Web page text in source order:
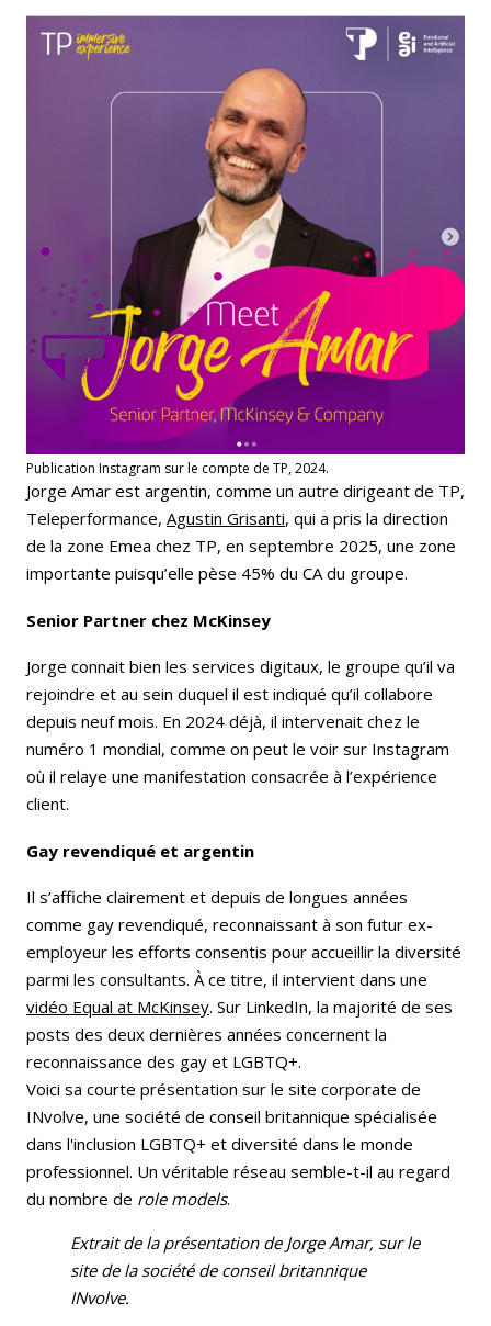
Publication Instagram sur le compte de TP, 2024.
Jorge Amar est argentin, comme un autre dirigeant de TP,
Teleperformance, Agustin Grisanti, qui a pris la direction
de la zone Emea chez TP, en septembre 2025, une zone
importante puisqu’elle pèse 45% du CA du groupe.
Senior Partner chez McKinsey
Jorge connait bien les services digitaux, le groupe qu’il va
rejoindre et au sein duquel il est indiqué qu’il collabore
depuis neuf mois. En 2024 déjà, il intervenait chez le
numéro 1 mondial, comme on peut le voir sur Instagram
où il relaye une manifestation consacrée à l’expérience
client.
Gay revendiqué et argentin
Il s’affiche clairement et depuis de longues années
comme gay revendiqué, reconnaissant à son futur ex-
employeur les efforts consentis pour accueillir la diversité
parmi les consultants. À ce titre, il intervient dans une
vidéo Equal at McKinsey. Sur LinkedIn, la majorité de ses
posts des deux dernières années concernent la
reconnaissance des gay et LGBTQ+.
Voici sa courte présentation sur le site corporate de
INvolve, une société de conseil britannique spécialisée
dans l'inclusion LGBTQ+ et diversité dans le monde
professionnel. Un véritable réseau semble-t-il au regard
du nombre de role models.
Extrait de la présentation de Jorge Amar, sur le
site de la société de conseil britannique
INvolve.